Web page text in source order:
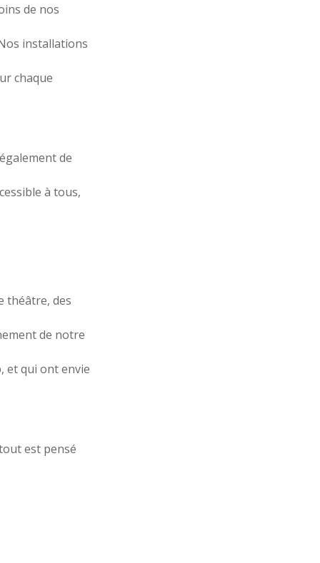
de nos
installations
chaque
de
à tous,
théâtre, des
de notre
et qui ont envie
est pensé